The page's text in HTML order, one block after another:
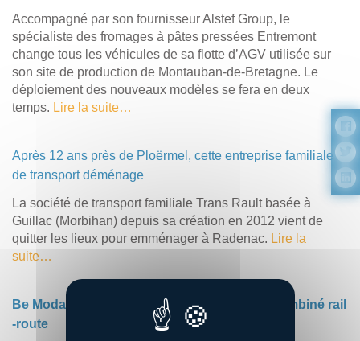
Accompagné par son fournisseur Alstef Group, le
spécialiste des fromages à pâtes pressées Entremont
change tous les véhicules de sa flotte d’AGV utilisée sur
son site de production de Montauban-de-Bretagne. Le
déploiement des nouveaux modèles se fera en deux
temps. Lire la suite…
Après 12 ans près de Ploërmel, cette entreprise familiale
de transport déménage
La société de transport familiale Trans Rault basée à
Guillac (Morbihan) depuis sa création en 2012 vient de
quitter les lieux pour emménager à Radenac. Lire la
suite…
Be Modal (35) étoffe son offre de transport combiné rail
-route